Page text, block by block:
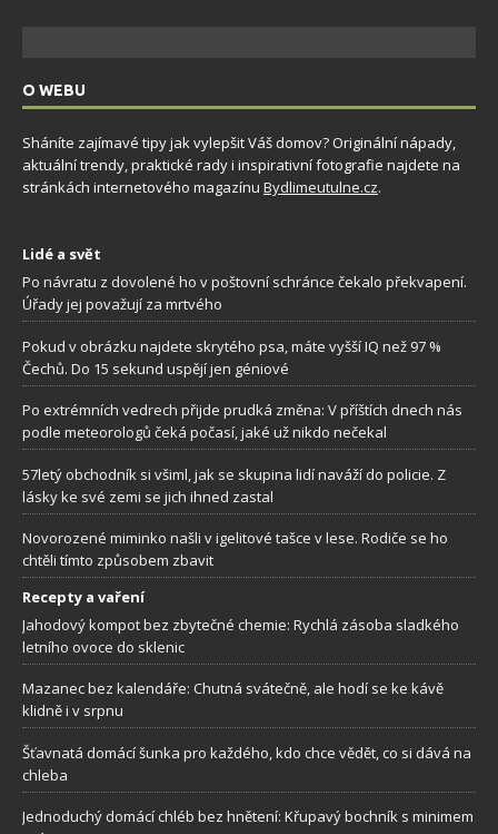
O WEBU
Sháníte zajímavé tipy jak vylepšit Váš domov? Originální nápady,
aktuální trendy, praktické rady i inspirativní fotografie najdete na
stránkách internetového magazínu Bydlimeutulne.cz.
Lidé a svět
Po návratu z dovolené ho v poštovní schránce čekalo překvapení.
Úřady jej považují za mrtvého
Pokud v obrázku najdete skrytého psa, máte vyšší IQ než 97 %
Čechů. Do 15 sekund uspějí jen géniové
Po extrémních vedrech přijde prudká změna: V příštích dnech nás
podle meteorologů čeká počasí, jaké už nikdo nečekal
57letý obchodník si všiml, jak se skupina lidí naváží do policie. Z
lásky ke své zemi se jich ihned zastal
Novorozené miminko našli v igelitové tašce v lese. Rodiče se ho
chtěli tímto způsobem zbavit
Recepty a vaření
Jahodový kompot bez zbytečné chemie: Rychlá zásoba sladkého
letního ovoce do sklenic
Mazanec bez kalendáře: Chutná svátečně, ale hodí se ke kávě
klidně i v srpnu
Šťavnatá domácí šunka pro každého, kdo chce vědět, co si dává na
chleba
Jednoduchý domácí chléb bez hnětení: Křupavý bochník s minimem